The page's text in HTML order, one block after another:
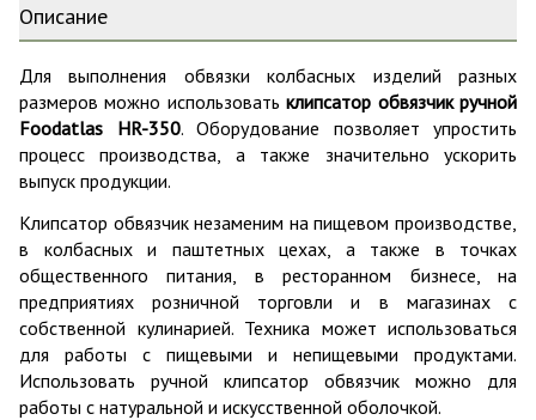
Описание
Для выполнения обвязки колбасных изделий разных
размеров можно использоватьклипсатор обвязчик ручной
Foodatlas HR-350. Оборудование позволяет упростить
процесс производства, а также значительно ускорить
выпуск продукции.
Клипсатор обвязчик незаменим на пищевом производстве,
в колбасных и паштетных цехах, а также в точках
общественного питания, в ресторанном бизнесе, на
предприятиях розничной торговли и в магазинах с
собственной кулинарией. Техника может использоваться
для работы с пищевыми и непищевыми продуктами.
Использовать ручной клипсатор обвязчик можно для
работы с натуральной и искусственной оболочкой.